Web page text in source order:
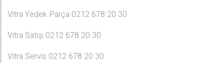
Vitra Yedek Parça 0212 678 20 30
Vitra Satışı 0212 678 20 30
Vitra Servis 0212 678 20 30